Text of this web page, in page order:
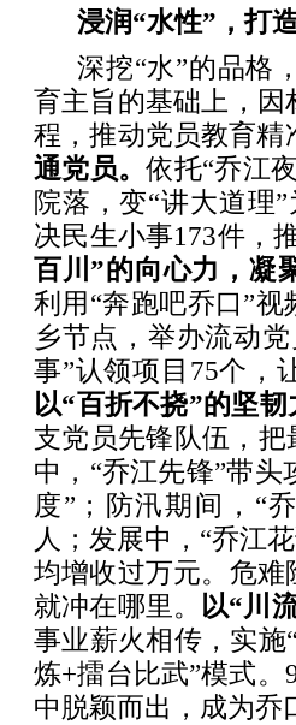
浸润“水性”，打
深挖“水”的品格
育主旨的基础上，
程，推动党员教育精
通党员。依托“乔江
院落，变“讲大道理
决民生小事173件，
百川”的向心力，凝
利用“奔跑吧乔口”
乡节点，举办流动
事”认领项目75个，
以“百折不挠”的坚
支党员先锋队伍，
中，“乔江先锋”带
度”；防汛期间，“
人；发展中，“乔江
均增收过万元。危
就冲在哪里。
以“川
事业薪火相传，实施
炼+擂台比武”模式
中脱颖而出，成为乔